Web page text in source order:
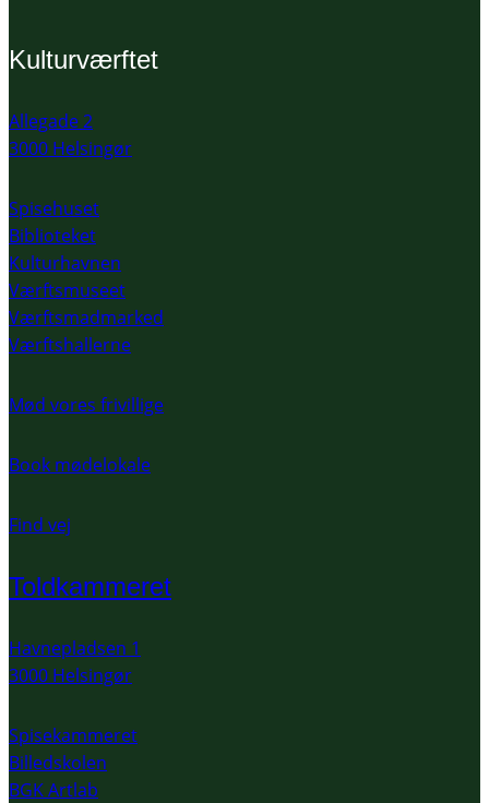
Kulturværftet
Allegade 2
3000 Helsingør
Spisehuset
Biblioteket
Kulturhavnen
Værftsmuseet
Værftsmadmarked
Værftshallerne
Mød vores frivillige
Book mødelokale
Find vej
Toldkammeret
Havnepladsen 1
3000 Helsingør
Spisekammeret
Billedskolen
BGK Artlab